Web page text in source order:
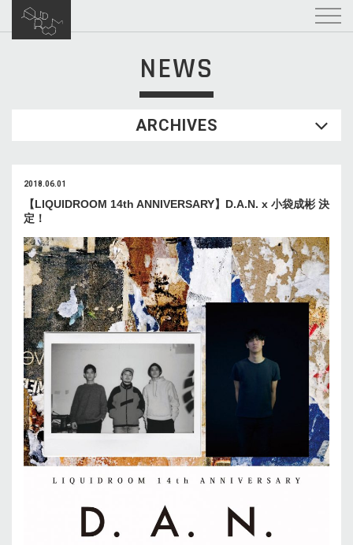
NEWS
ARCHIVES
2018.06.01
【LIQUIDROOM 14th ANNIVERSARY】D.A.N. x 小袋成彬 決
定！